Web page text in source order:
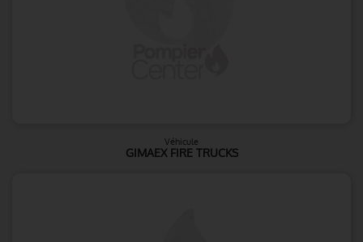
Véhicule
GIMAEX FIRE TRUCKS